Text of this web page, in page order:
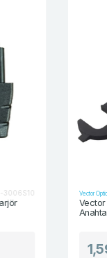
Vector Optics